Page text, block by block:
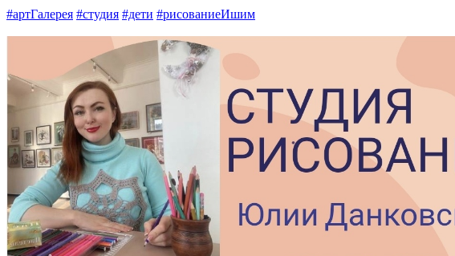
#артГалерея #студия #дети #рисованиеИшим